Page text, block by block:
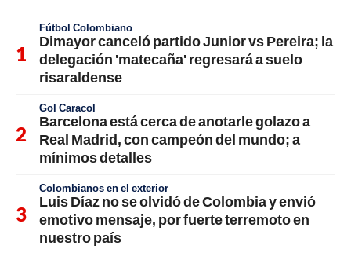
Fútbol Colombiano
Dimayor canceló partido Junior vs Pereira; la
delegación 'matecaña' regresará a suelo
risaraldense
Gol Caracol
Barcelona está cerca de anotarle golazo a
Real Madrid, con campeón del mundo; a
mínimos detalles
Colombianos en el exterior
Luis Díaz no se olvidó de Colombia y envió
emotivo mensaje, por fuerte terremoto en
nuestro país